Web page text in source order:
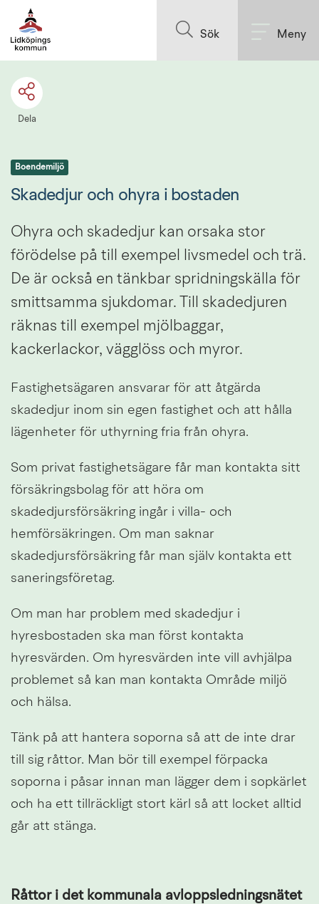
Sök Meny
Dela
Boendemiljö
Skadedjur och ohyra i bostaden
Ohyra och skadedjur kan orsaka stor
förödelse på till exempel livsmedel och trä.
De är också en tänkbar spridningskälla för
smittsamma sjukdomar. Till skadedjuren
räknas till exempel mjölbaggar,
kackerlackor, vägglöss och myror.
Fastighetsägaren ansvarar för att åtgärda
skadedjur inom sin egen fastighet och att hålla
lägenheter för uthyrning fria från ohyra.
Som privat fastighetsägare får man kontakta sitt
försäkringsbolag för att höra om
skadedjursförsäkring ingår i villa- och
hemförsäkringen. Om man saknar
skadedjursförsäkring får man själv kontakta ett
saneringsföretag.
Om man har problem med skadedjur i
hyresbostaden ska man först kontakta
hyresvärden. Om hyresvärden inte vill avhjälpa
problemet så kan man kontakta Område miljö
och hälsa.
Tänk på att hantera soporna så att de inte drar
till sig råttor. Man bör till exempel förpacka
soporna i påsar innan man lägger dem i sopkärlet
och ha ett tillräckligt stort kärl så att locket alltid
går att stänga.
Råttor i det kommunala avloppsledningsnätet